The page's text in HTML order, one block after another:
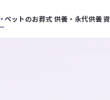
▾ ペットのお葬式 供養・永代供養